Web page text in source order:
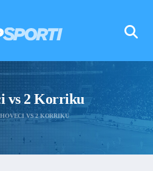
vs 2 Korriku
VS 2 KORRIKU